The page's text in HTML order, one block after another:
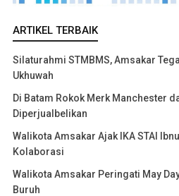
ARTIKEL TERBAIK
Silaturahmi STMBMS, Amsakar
Ukhuwah
Di Batam Rokok Merk Manchester
Diperjualbelikan
Walikota Amsakar Ajak IKA STAI
Kolaborasi
Walikota Amsakar Peringati May
Buruh